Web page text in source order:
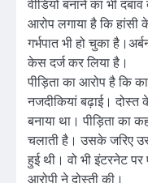
वीडियो बनाने का भी
आरोप लगाया है कि हांसी
गर्भपात भी हो चुका
केस दर्ज कर लिया है।
पीड़िता का आरोप है कि
नजदीकियां बढ़ाई। दोस्त
बनाया था। पीड़िता का
चलाती है। उसके जरिए
हुई थी। वो भी इंटरनेट